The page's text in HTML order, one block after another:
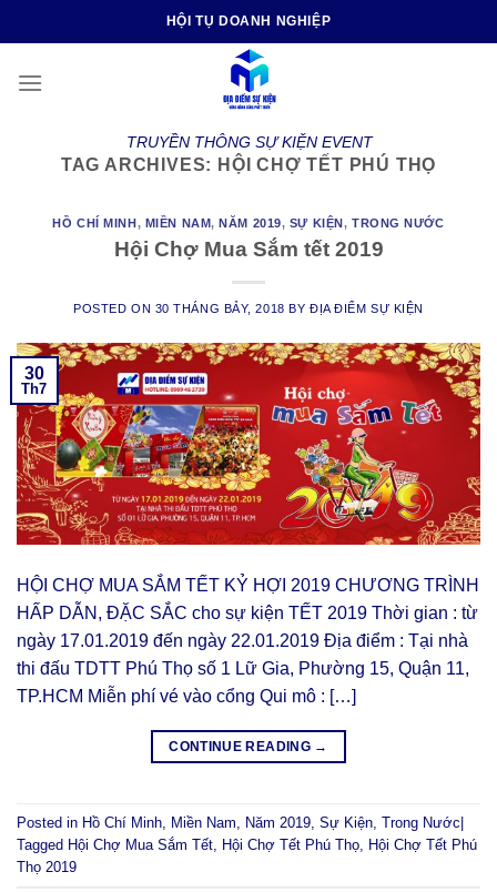
to
HỘI TỤ DOANH NGHIỆP
TRUYỀN THÔNG SỰ KIỆN EVENT
TAG ARCHIVES: HỘI CHỢ TẾT PHÚ THỌ
HỒ CHÍ MINH, MIỀN NAM,NĂM 2019, SỰ KIỆN, TRONG NƯỚC
Hội Chợ Mua Sắm tết 2019
POSTED ON 30 THÁNG BẢY, 2018 BY ĐỊA ĐIỂM SỰ KIỆN
30
Th7
HỘI CHỢ MUA SẮM TẾT KỶ HỢI 2019 CHƯƠNG TRÌNH
HẤP DẪN, ĐẶC SẮC cho sự kiện TẾT 2019 Thời gian : từ
ngày 17.01.2019 đến ngày 22.01.2019 Địa điểm : Tại nhà
thi đấu TDTT Phú Thọ số 1 Lữ Gia, Phường 15, Quận 11,
TP.HCM Miễn phí vé vào cổng Qui mô : […]
CONTINUE READING →
Posted in Hồ Chí Minh Miền Nam Năm 2019 Sự Kiện Trong Nước|
Tagged Hội Chợ Mua Sắm Tết Hội Chợ Tết Phú Thọ Hội Chợ Tết Phú
Thọ 2019